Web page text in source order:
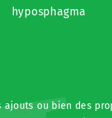
hyposphagma
ajouts ou bien des